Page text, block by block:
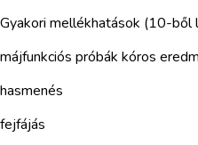
Gyakori mellékhatások (10-
májfunkciós próbák kóros
hasmenés
fejfájás